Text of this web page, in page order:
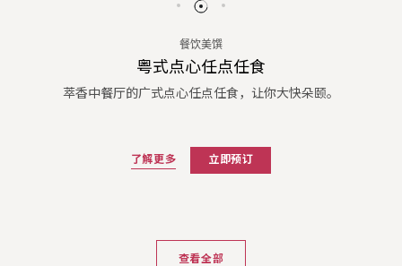
餐饮美馔
粤式点心任点任食
萃香中餐厅的广式点心任点任食，让你大快朵颐。
了解更多 立即预订
查看全部